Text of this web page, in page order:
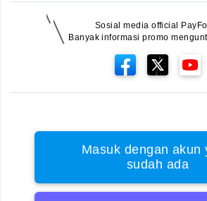
Sosial media official
Banyak informasi promo
Masuk dengan akun
sudah ada